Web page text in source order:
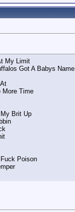
My Limit
Got A Babys Name
More Time
Brit Up
Poison